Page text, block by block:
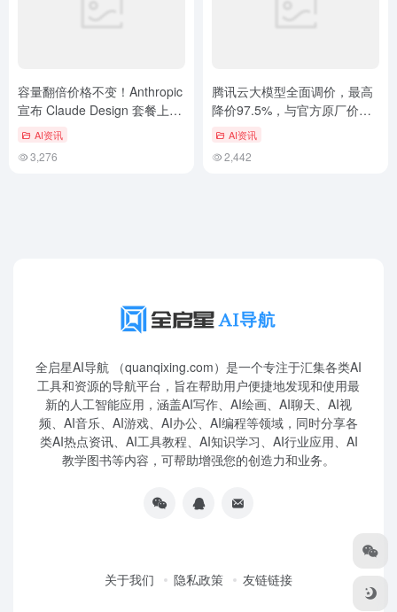
容量翻倍价格不变！Anthropic
宣布 Claude Design 套餐上限
提升AI资讯
3,276
腾讯云大模型全面调价，最高
降价97.5%，与官方原厂价完
全一致
AI资讯
2,442
全启星AI导航 （quanqixing.com）是一个专注于汇集各类AI
工具和资源的导航平台，旨在帮助用户便捷地发现和使用最
新的人工智能应用，涵盖AI写作、AI绘画、AI聊天、AI视
频、AI音乐、AI游戏、AI办公、AI编程等领域，同时分享各
类AI热点资讯、AI工具教程、AI知识学习、AI行业应用、AI
教学图书等内容，可帮助增强您的创造力和业务。
关于我们 隐私政策 友链链接